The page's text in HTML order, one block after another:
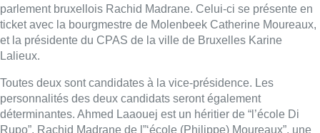
parlement bruxellois Rachid Madrane. Celui-ci se présente en
ticket avec la bourgmestre de Molenbeek Catherine Moureaux,
et la présidente du CPAS de la ville de Bruxelles Karine
Lalieux.
Toutes deux sont candidates à la vice-présidence. Les
personnalités des deux candidats seront également
déterminantes. Ahmed Laaouej est un héritier de “l’école Di
Rupo”, Rachid Madrane de l”‘école (Philippe) Moureaux”, une